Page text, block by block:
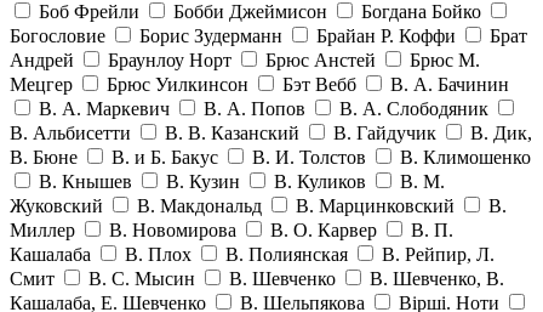
Боб Фрейли
Бобби Джеймисон
Богдана Бойко
Богословие
Борис Зудерманн Брайан Р. Коффи
Брат
Андрей
Браунлоу Норт Брюс Анстей
Брюс М.
Мецгер
Брюс Уилкинсон Бэт Вебб
В. А. Бачинин
В. А. Маркевич
В. А. Попов
В. А. Слободяник
В. Альбисетти
В. В. Казанский В. Гайдучик
В. Дик,
В. Бюне
В. и Б. Бакус В. И. Толстов
В. Климошенко
В. Кнышев
В. Кузин В. Куликов
В. М.
Жуковский
В. Макдональд В. Марцинковский
В.
Миллер
В. Новомирова В. О. Карвер
В. П.
Кашалаба
В. Плох В. Полиянская
В. Рейпир, Л.
Смит
В. С. Мысин В. Шевченко
В. Шевченко, В.
Кашалаба, Е. Шевченко
В. Шельпякова
Вiршi. Ноти